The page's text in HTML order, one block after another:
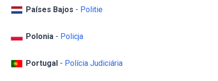
Países Bajos - Politie
Polonia - Policja
Portugal - Polícia Judiciária